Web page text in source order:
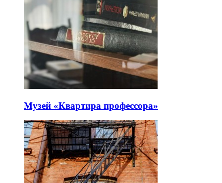
Музей «Квартира профессора»